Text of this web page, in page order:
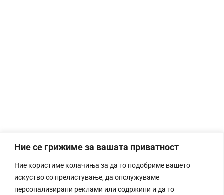
Ние се грижиме за вашата приватност
Ние користиме колачиња за да го подобриме вашето
искуство со прелистување, да опслужуваме
персонализирани реклами или содржини и да го